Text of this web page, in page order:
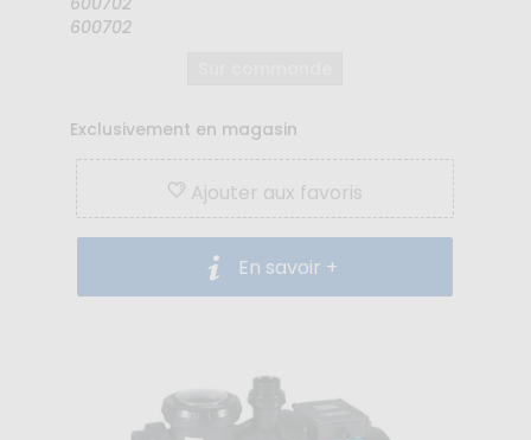
600702
Exclusivement en magasin
Ajouter aux favoris
En savoir +